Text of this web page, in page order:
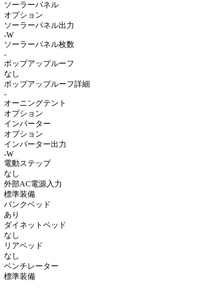
ソーラーパネル
オプション
ソーラーパネル出力
-W
ソーラーパネル枚数
-
ポップアップルーフ
なし
ポップアップルーフ詳細
-
オーニングテント
オプション
インバーター
オプション
インバーター出力
-W
電動ステップ
なし
外部AC電源入力
標準装備
バンクベッド
あり
ダイネットベッド
なし
リアベッド
なし
ベンチレーター
標準装備